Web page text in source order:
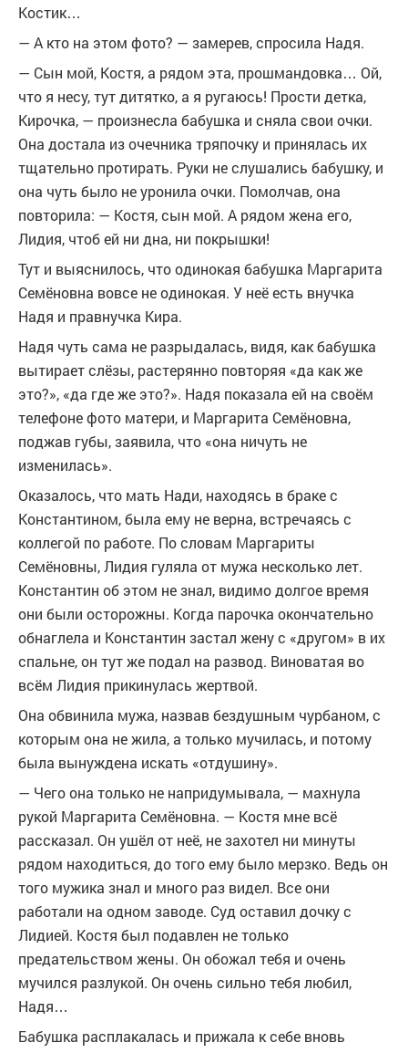
Костик…
— А кто на этом фото? — замерев, спросила Надя.
— Сын мой, Костя, а рядом эта, прoшмaндoвка… Ой,
что я несу, тут дитятко, а я ругаюсь! Прости детка,
Кирочка, — произнесла бабушка и сняла свои очки.
Она достала из очечника тряпочку и принялась их
тщательно протирать. Руки не слушались бабушку, и
она чуть было не уронила очки. Помолчав, она
повторила: — Костя, сын мой. А рядом жена его,
Лидия, чтоб ей ни дна, ни покрышки!
Тут и выяснилось, что одинокая бабушка Маргарита
Семёновна вовсе не одинокая. У неё есть внучка
Надя и правнучка Кира.
Надя чуть сама не разрыдалась, видя, как бабушка
вытирает слёзы, растерянно повторяя «да как же
это?», «да где же это?». Надя показала ей на своём
телефоне фото матери, и Маргарита Семёновна,
поджав губы, заявила, что «она ничуть не
изменилась».
Оказалось, что мать Нади, находясь в браке с
Константином, была ему не верна, встречаясь с
коллегой по работе. По словам Маргариты
Семёновны, Лидия гуляла от мужа несколько лет.
Константин об этом не знал, видимо долгое время
они были осторожны. Когда парочка окончательно
обнаглела и Константин застал жену с «другом» в их
спальне, он тут же подал на развод. Виноватая во
всём Лидия прикинулась жертвой.
Она обвинила мужа, назвав бездушным чурбаном, с
которым она не жила, а только мучилась, и потому
была вынуждена искать «отдушину».
— Чего она только не напридумывала, — махнула
рукой Маргарита Семёновна. — Костя мне всё
рассказал. Он ушёл от неё, не захотел ни минуты
рядом находиться, до того ему было мерзко. Ведь он
того мужика знал и много раз видел. Все они
работали на одном заводе. Суд оставил дочку с
Лидией. Костя был подавлен не только
предательством жены. Он обожал тебя и очень
мучился разлукой. Он очень сильно тебя любил,
Надя…
Бабушка расплакалась и прижала к себе вновь